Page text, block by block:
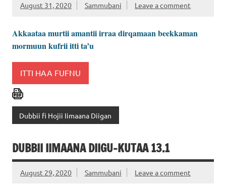
August 31, 2020 Sammubani Leave a comment
Akkaataa murtii amantii irraa dirqamaan beekkaman
mormuun kufrii itti ta’u
ITTI HAA FUFNU
Dubbii fi Hojii Iimaana Diigan
DUBBII IIMAANA DIIGU-KUTAA 13.1
August 29, 2020 Sammubani Leave a comment